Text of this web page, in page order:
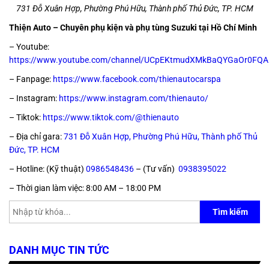
731 Đỗ Xuân Hợp, Phường Phú Hữu, Thành phố Thủ Đức, TP. HCM
Thiện Auto – Chuyên phụ kiện và phụ tùng Suzuki tại Hồ Chí Minh
– Youtube:
https://www.youtube.com/channel/UCpEKtmudXMkBaQYGaOr0FQA
– Fanpage: https://www.facebook.com/thienautocarspa
– Instagram: https://www.instagram.com/thienauto/
– Tiktok: https://www.tiktok.com/@thienauto
– Địa chỉ gara:731 Đỗ Xuân Hợp, Phường Phú Hữu, Thành phố Thủ
Đức, TP. HCM
– Hotline: (Kỹ thuật) 0986548436 – (Tư vấn) 0938395022
– Thời gian làm việc:8:00 AM – 18:00 PM
Tìm kiếm
DANH MỤC TIN TỨC